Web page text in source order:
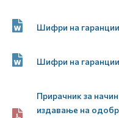
Шифри на гаранции
Шифри на
Прирачник за
издавање на